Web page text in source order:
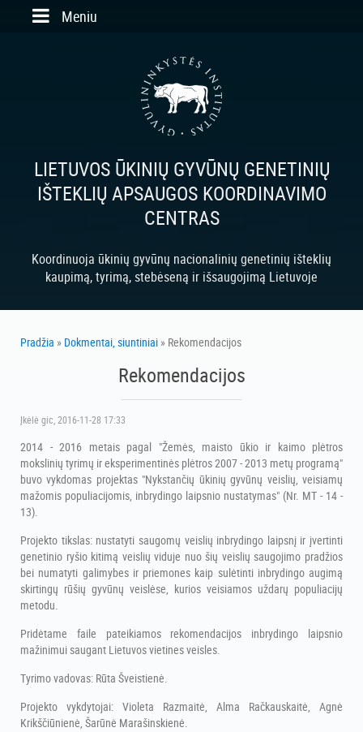
Skip to main content
Meniu
LIETUVOS ŪKINIŲ GYVŪNŲ GENETINIŲ
IŠTEKLIŲ APSAUGOS KOORDINAVIMO
CENTRAS
Koordinuoja ūkinių gyvūnų nacionalinių genetinių išteklių
kaupimą, tyrimą, stebėseną ir išsaugojimą Lietuvoje
Pradžia » Dokmentai, siuntiniai » Rekomendacijos
Rekomendacijos
Įkėlė gic, 2016-11-28 17:33
2014 - 2016 metais pagal "Žemės, maisto ūkio ir kaimo plėtros
mokslinių tyrimų ir eksperimentinės plėtros 2007 - 2013 metų programą"
buvo vykdomas projektas "Nykstančių ūkinių gyvūnų veislių, veisiamų
mažomis populiacijomis, inbrydingo laipsnio nustatymas" (Nr. MT - 14 -
13).
Projekto tikslas: nustatyti saugomų veislių inbrydingo laipsnį ir įvertinti
genetinio ryšio kitimą veislių viduje nuo šių veislių saugojimo pradžios
bei numatyti galimybes ir priemones kaip sulėtinti inbrydingo augimą
skirtingų rūšių gyvūnų veislėse, kurios veisiamos uždarų populiacijų
metodu.
Pridėtame faile pateikiamos rekomendacijos inbrydingo laipsnio
mažinimui saugant Lietuvos vietines veisles.
Tyrimo vadovas: Rūta Šveistienė.
Projekto vykdytojai: Violeta Razmaitė, Alma Račkauskaitė, Agnė
Krikščiūnienė, Šarūnė Marašinskienė.